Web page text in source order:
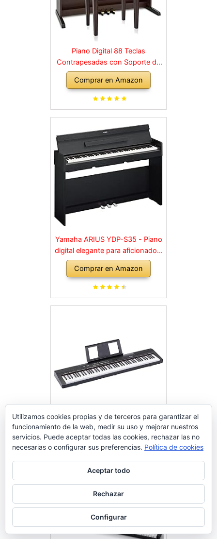
Piano Digital 88 Teclas
Contrapesadas con Soporte de
Madera y 3 Pedales Palisandro
Comprar en Amazon
Yamaha ARIUS YDP-S35 - Piano
digital elegante para aficionados,
para una experiencia similar a la
de un piano acústico, adecuado
para cualquier rincón de la casa,
Comprar en Amazon
Amazon Basics Piano digital con
teclado semipesado de 88 teclas
con pedal de resonancia, fuente
de alimentación, 2 altavoces y
modo de formación, Negro
Utilizamos cookies propias y de terceros para garantizar el
funcionamiento de la web, medir su uso y mejorar nuestros
servicios. Puede aceptar todas las cookies, rechazar las no
necesarias o configurar sus preferencias. Política de cookies
Aceptar todo
Rechazar
Configurar